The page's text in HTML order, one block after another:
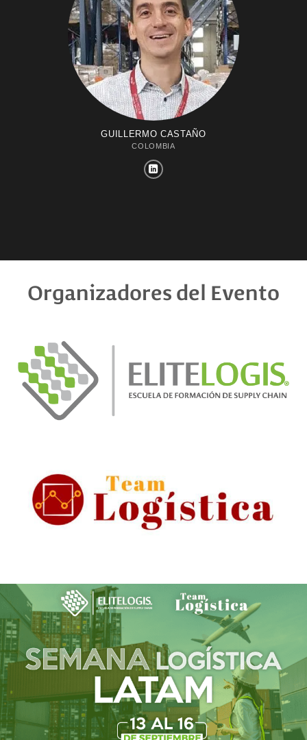
GUILLERMO CASTAÑO
COLOMBIA
Organizadores del Evento